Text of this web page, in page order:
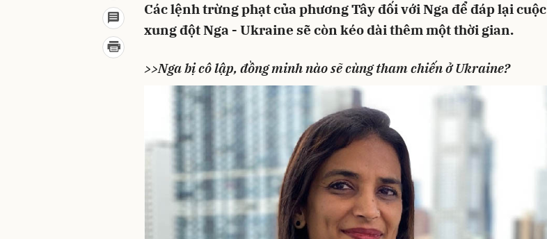
Các lệnh trừng phạt của phương Tây đối với Nga để đáp lại cuộc
xung đột Nga - Ukraine sẽ còn kéo dài thêm một thời gian.
>>Nga bị cô lập, đồng minh nào sẽ cùng tham chiến ở Ukraine?